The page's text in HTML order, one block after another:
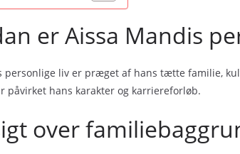
er Aissa Mandis
personlige liv er præget af hans tætte familie,
påvirket hans karakter og karriereforløb.
over